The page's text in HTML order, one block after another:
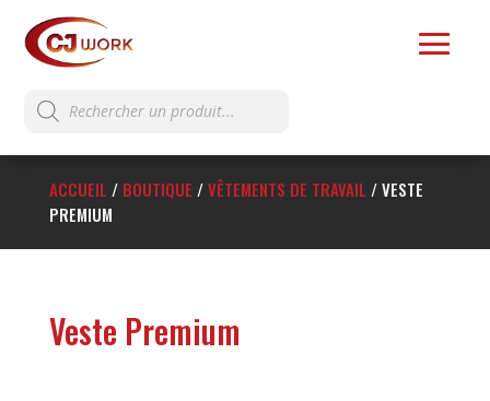
de
produits
ACCUEIL / BOUTIQUE /VÊTEMENTS DE TRAVAIL /VESTE
PREMIUM
Veste Premium